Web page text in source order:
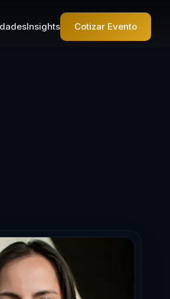
Insights Cotizar Evento